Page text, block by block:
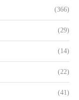
(366)
(29)
(14)
(22)
(41)